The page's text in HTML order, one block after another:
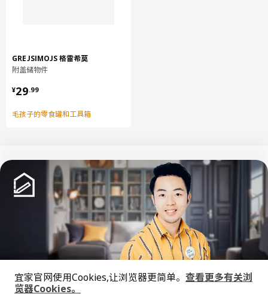
GREJSIMOJS 格雷希莫
附盖储物件
¥29.99
¥ 29.99
毛孩子的零食罐和工具箱
中文 English
© Inter IKEA Systems B.V. 1999-2026
上海工商
沪公网安备 31010402001069号
宜家官网使用Cookies,让浏览器更简单。 查看更多有关浏
览器Cookies。